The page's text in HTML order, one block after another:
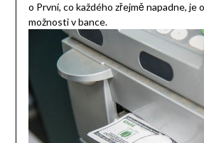
o První, co každého zřejmě napadne, je
možnosti v bance.